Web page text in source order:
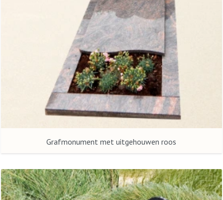
Grafmonument met uitgehouwen roos